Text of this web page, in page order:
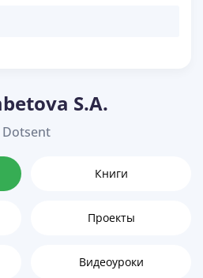
S.A.
Dotsent
Книги
Проекты
Видеоуроки